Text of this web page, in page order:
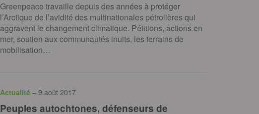
Greenpeace travaille depuis des années à protéger
l’Arctique de l’avidité des multinationales pétrolières qui
aggravent le changement climatique. Pétitions, actions en
mer, soutien aux communautés inuits, les terrains de
mobilisation…
Actualité – 9 août 2017
Peuples autochtones, défenseurs de